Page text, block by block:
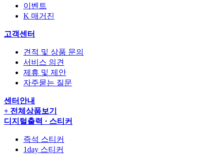
이벤트
K 매거진
고객센터
견적 및 상품 문의
서비스 의견
제휴 및 제안
자주묻는 질문
센터안내
+ 전체상품보기
디지털출력 · 스티커
즉석 스티커
1day 스티커